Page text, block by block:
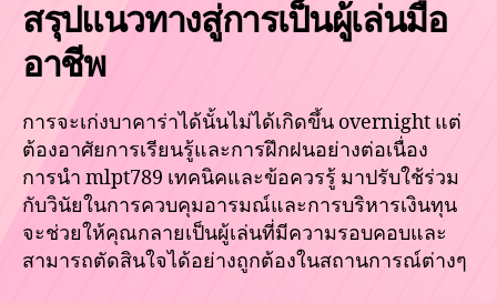
สรุปแนวทางสู่การเป็นผู้เล่นมือ
อาชีพ
การจะเก่งบาคาร่าได้นั้นไม่ได้เกิดขึ้น overnight แต่
ต้องอาศัยการเรียนรู้และการฝึกฝนอย่างต่อเนื่อง
การนำ mlpt789 เทคนิคและข้อควรรู้ มาปรับใช้ร่วม
กับวินัยในการควบคุมอารมณ์และการบริหารเงินทุน
จะช่วยให้คุณกลายเป็นผู้เล่นที่มีความรอบคอบและ
สามารถตัดสินใจได้อย่างถูกต้องในสถานการณ์ต่างๆ